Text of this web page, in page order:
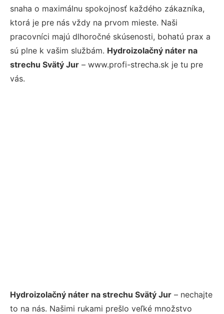
snaha o maximálnu spokojnosť každého zákazníka,
ktorá je pre nás vždy na prvom mieste. Naši
pracovníci majú dlhoročné skúsenosti, bohatú prax a
sú plne k vašim službám. Hydroizolačný náter na
strechu Svätý Jur – www.profi-strecha.sk je tu pre
vás.
Hydroizolačný náter na strechu Svätý Jur – nechajte
to na nás. Našimi rukami prešlo veľké množstvo